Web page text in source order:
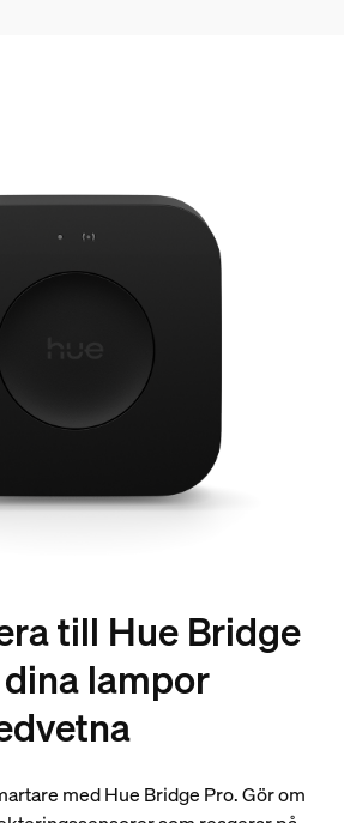
till Hue Bridge
lampor
med Hue Bridge Pro. Gör om